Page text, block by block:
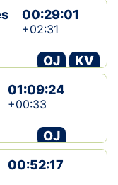
00:29:01
+02:31
OJ
KV
01:09:24
+00:33
OJ
00:52:17